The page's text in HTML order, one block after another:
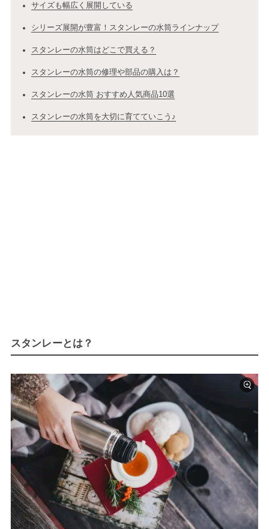
サイズも幅広く展開している
シリーズ展開が豊富！スタンレーの水筒ラインナップ
スタンレーの水筒はどこで買える？
スタンレーの水筒の修理や部品の購入は？
スタンレーの水筒 おすすめ人気商品10選
スタンレーの水筒を大切に育てていこう♪
スタンレーとは？